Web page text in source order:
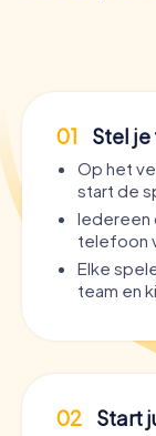
01 Stel
Op het
start de
Iedereen
telefoon
Elke
team en
02 Start